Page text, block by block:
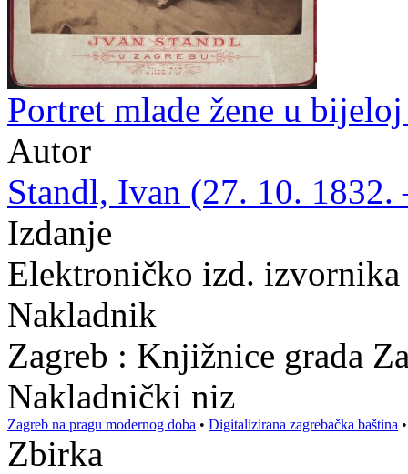
Portret mlade žene u
Autor
Standl, Ivan (27. 10. 1832.
Izdanje
Elektroničko izd. izvornika
Nakladnik
Zagreb : Knjižnice grada
Nakladnički niz
Zagreb na pragu modernog doba • Digitalizirana zagrebačka baština
Zbirka